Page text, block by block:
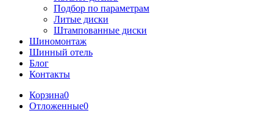
Подбор по параметрам
Литые диски
Штампованные диски
Шиномонтаж
Шинный отель
Блог
Контакты
Корзина0
Отложенные0